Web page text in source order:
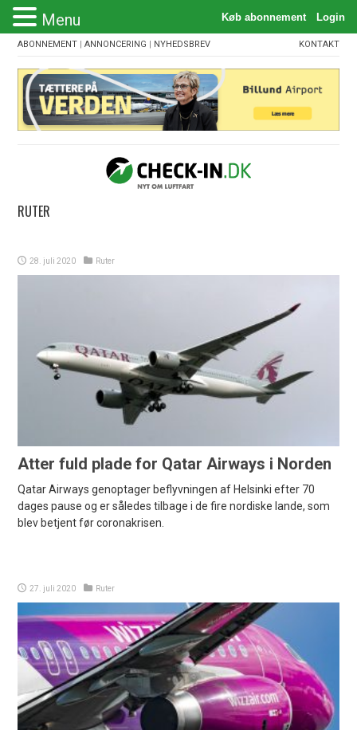
ABONNEMENT |ANNONCERING | NYHEDSBREV KONTAKT
RUTER
28. juli 2020 Ruter
Atter fuld plade for Qatar Airways i Norden
Qatar Airways genoptager beflyvningen af Helsinki efter 70
dages pause og er således tilbage i de fire nordiske lande, som
blev betjent før coronakrisen.
27. juli 2020 Ruter
Menu